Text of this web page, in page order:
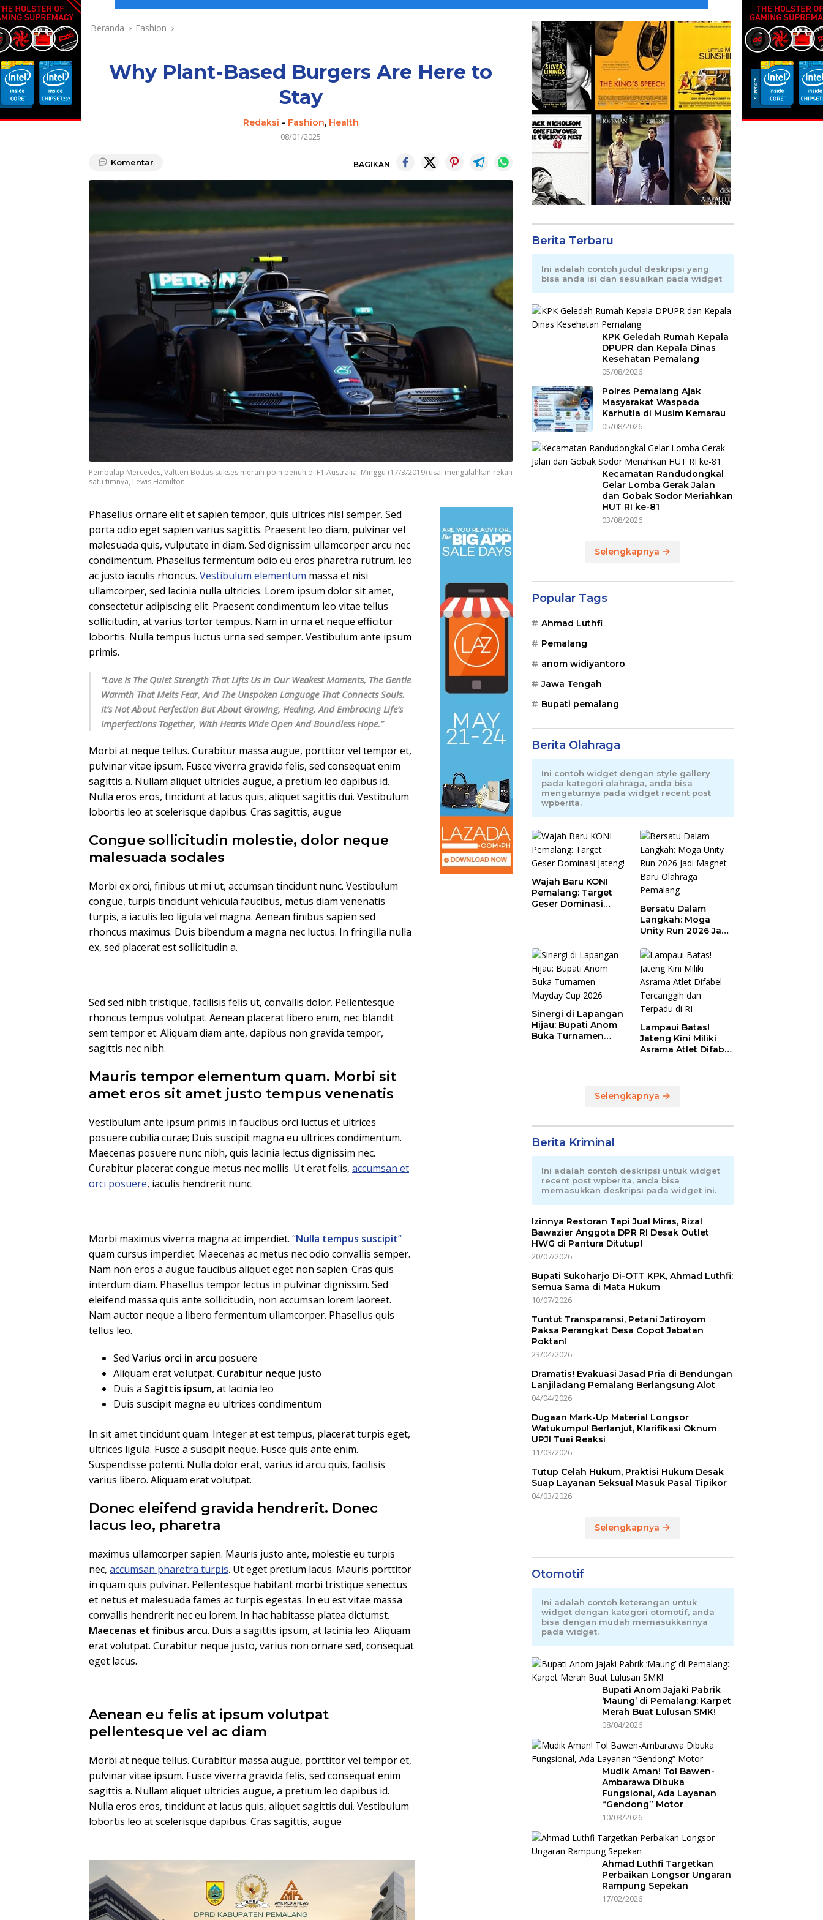
Beranda Fashion
Why Plant-Based Burgers Are Here to
Stay
Redaksi - Fashion, Health
08/01/2025
Komentar BAGIKAN
Pembalap Mercedes, Valtteri Bottas sukses meraih poin penuh di F1 Australia, Minggu (17/3/2019) usai mengalahkan rekan
satu timnya, Lewis Hamilton
Phasellus ornare elit et sapien tempor, quis ultrices nisl semper. Sed
porta odio eget sapien varius sagittis. Praesent leo diam, pulvinar vel
malesuada quis, vulputate in diam. Sed dignissim ullamcorper arcu nec
condimentum. Phasellus fermentum odio eu eros pharetra rutrum. leo
ac justo iaculis rhoncus. Vestibulum elementum massa et nisi
ullamcorper, sed lacinia nulla ultricies. Lorem ipsum dolor sit amet,
consectetur adipiscing elit. Praesent condimentum leo vitae tellus
sollicitudin, at varius tortor tempus. Nam in urna et neque efficitur
lobortis. Nulla tempus luctus urna sed semper. Vestibulum ante ipsum
primis.
“Love Is The Quiet Strength That Lifts Us In Our Weakest Moments, The Gentle
Warmth That Melts Fear, And The Unspoken Language That Connects Souls.
It’s Not About Perfection But About Growing, Healing, And Embracing Life’s
Imperfections Together, With Hearts Wide Open And Boundless Hope.”
Morbi at neque tellus. Curabitur massa augue, porttitor vel tempor et,
pulvinar vitae ipsum. Fusce viverra gravida felis, sed consequat enim
sagittis a. Nullam aliquet ultricies augue, a pretium leo dapibus id.
Nulla eros eros, tincidunt at lacus quis, aliquet sagittis dui. Vestibulum
lobortis leo at scelerisque dapibus. Cras sagittis, augue
Congue sollicitudin molestie, dolor neque
malesuada sodales
Morbi ex orci, finibus ut mi ut, accumsan tincidunt nunc. Vestibulum
congue, turpis tincidunt vehicula faucibus, metus diam venenatis
turpis, a iaculis leo ligula vel magna. Aenean finibus sapien sed
rhoncus maximus. Duis bibendum a magna nec luctus. In fringilla nulla
ex, sed placerat est sollicitudin a.
Sed sed nibh tristique, facilisis felis ut, convallis dolor. Pellentesque
rhoncus tempus volutpat. Aenean placerat libero enim, nec blandit
sem tempor et. Aliquam diam ante, dapibus non gravida tempor,
sagittis nec nibh.
Mauris tempor elementum quam. Morbi sit
amet eros sit amet justo tempus venenatis
Vestibulum ante ipsum primis in faucibus orci luctus et ultrices
posuere cubilia curae; Duis suscipit magna eu ultrices condimentum.
Maecenas posuere nunc nibh, quis lacinia lectus dignissim nec.
Curabitur placerat congue metus nec mollis. Ut erat felis, accumsan et
orci posuere, iaculis hendrerit nunc.
Morbi maximus viverra magna ac imperdiet. “Nulla tempus suscipit“
quam cursus imperdiet. Maecenas ac metus nec odio convallis semper.
Nam non eros a augue faucibus aliquet eget non sapien. Cras quis
interdum diam. Phasellus tempor lectus in pulvinar dignissim. Sed
eleifend massa quis ante sollicitudin, non accumsan lorem laoreet.
Nam auctor neque a libero fermentum ullamcorper. Phasellus quis
tellus leo.
Sed Varius orci in arcu posuere
Aliquam erat volutpat. Curabitur neque justo
Duis a Sagittis ipsum, at lacinia leo
Duis suscipit magna eu ultrices condimentum
In sit amet tincidunt quam. Integer at est tempus, placerat turpis eget,
ultrices ligula. Fusce a suscipit neque. Fusce quis ante enim.
Suspendisse potenti. Nulla dolor erat, varius id arcu quis, facilisis
varius libero. Aliquam erat volutpat.
Donec eleifend gravida hendrerit. Donec
lacus leo, pharetra
maximus ullamcorper sapien. Mauris justo ante, molestie eu turpis
nec, accumsan pharetra turpis. Ut eget pretium lacus. Mauris porttitor
in quam quis pulvinar. Pellentesque habitant morbi tristique senectus
et netus et malesuada fames ac turpis egestas. In eu est vitae massa
convallis hendrerit nec eu lorem. In hac habitasse platea dictumst.
Maecenas et finibus arcu. Duis a sagittis ipsum, at lacinia leo. Aliquam
erat volutpat. Curabitur neque justo, varius non ornare sed, consequat
eget lacus.
Aenean eu felis at ipsum volutpat
pellentesque vel ac diam
Morbi at neque tellus. Curabitur massa augue, porttitor vel tempor et,
pulvinar vitae ipsum. Fusce viverra gravida felis, sed consequat enim
sagittis a. Nullam aliquet ultricies augue, a pretium leo dapibus id.
Nulla eros eros, tincidunt at lacus quis, aliquet sagittis dui. Vestibulum
lobortis leo at scelerisque dapibus. Cras sagittis, augue
Berita Terbaru
Ini adalah contoh judul deskripsi yang
bisa anda isi dan sesuaikan pada widget
KPK Geledah Rumah Kepala
DPUPR dan Kepala Dinas
Kesehatan Pemalang
05/08/2026
Polres Pemalang Ajak
Masyarakat Waspada
Karhutla di Musim Kemarau
05/08/2026
Kecamatan Randudongkal
Gelar Lomba Gerak Jalan
dan Gobak Sodor Meriahkan
HUT RI ke-81
03/08/2026
Selengkapnya
Popular Tags
Ahmad Luthfi
Pemalang
anom widiyantoro
Jawa Tengah
Bupati pemalang
Berita Olahraga
Ini contoh widget dengan style gallery
pada kategori olahraga, anda bisa
mengaturnya pada widget recent post
wpberita.
Wajah Baru KONI
Pemalang: Target
Geser Dominasi
Bersatu Dalam
Langkah: Moga
Unity Run 2026 Jadi
Olahraga Pemalang
Sinergi di Lapangan
Hijau: Bupati Anom
Buka Turnamen
Lampaui Batas!
Jateng Kini Miliki
Asrama Atlet Difabel
Selengkapnya
Berita Kriminal
Ini adalah contoh deskripsi untuk widget
recent post wpberita, anda bisa
memasukkan deskripsi pada widget ini.
Izinnya Restoran Tapi Jual Miras, Rizal
Bawazier Anggota DPR RI Desak Outlet
HWG di Pantura Ditutup!
20/07/2026
Bupati Sukoharjo Di-OTT KPK, Ahmad Luthfi:
Semua Sama di Mata Hukum
10/07/2026
Tuntut Transparansi, Petani Jatiroyom
Paksa Perangkat Desa Copot Jabatan
Poktan!
23/04/2026
Dramatis! Evakuasi Jasad Pria di Bendungan
Lanjiladang Pemalang Berlangsung Alot
04/04/2026
Dugaan Mark-Up Material Longsor
Watukumpul Berlanjut, Klarifikasi Oknum
UPJI Tuai Reaksi
11/03/2026
Tutup Celah Hukum, Praktisi Hukum Desak
Suap Layanan Seksual Masuk Pasal Tipikor
04/03/2026
Selengkapnya
Otomotif
Ini adalah contoh keterangan untuk
widget dengan kategori otomotif, anda
bisa dengan mudah memasukkannya
pada widget.
Bupati Anom Jajaki Pabrik
‘Maung’ di Pemalang: Karpet
Merah Buat Lulusan SMK!
08/04/2026
Mudik Aman! Tol Bawen-
Ambarawa Dibuka
Fungsional, Ada Layanan
“Gendong” Motor
10/03/2026
Ahmad Luthfi Targetkan
Perbaikan Longsor Ungaran
Rampung Sepekan
17/02/2026